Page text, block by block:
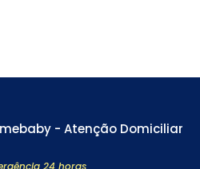
- Atenção Domiciliar